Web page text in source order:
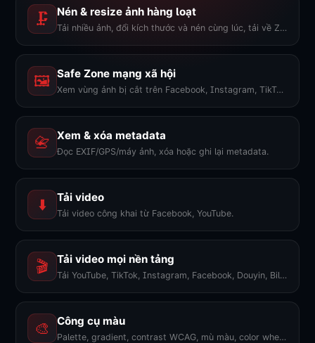
🗜️ Nén & resize ảnh hàng loạt
Tải nhiều ảnh, đổi kích thước và nén cùng lúc, tải về ZIP.
🖼️ Safe Zone mạng xã hội
Xem vùng ảnh bị cắt trên Facebook, Instagram, TikTok, YouTube...
📇 Xem & xóa metadata
Đọc EXIF/GPS/máy ảnh, xóa hoặc ghi lại metadata.
⬇️ Tải video
Tải video công khai từ Facebook, YouTube.
🎬 Tải video mọi nền tảng
Tải YouTube, TikTok, Instagram, Facebook, Douyin, Bilibili, X... 1600+ nền tảng, không watermark.
🎨 Công cụ màu
Palette, gradient, contrast WCAG, mù màu, color wheel, export PNG. 9 công cụ.